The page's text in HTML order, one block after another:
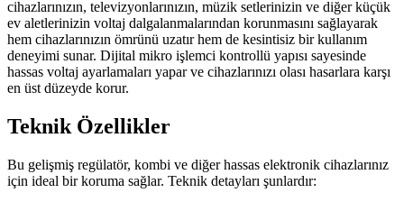
cihazlarınızın, televizyonlarınızın, müzik setlerinizin ve diğer küçük
ev aletlerinizin voltaj dalgalanmalarından korunmasını sağlayarak
hem cihazlarınızın ömrünü uzatır hem de kesintisiz bir kullanım
deneyimi sunar. Dijital mikro işlemci kontrollü yapısı sayesinde
hassas voltaj ayarlamaları yapar ve cihazlarınızı olası hasarlara karşı
en üst düzeyde korur.
Teknik Özellikler
Bu gelişmiş regülatör, kombi ve diğer hassas elektronik cihazlarınız
için ideal bir koruma sağlar. Teknik detayları şunlardır: